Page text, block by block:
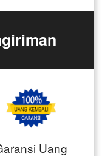
Uang